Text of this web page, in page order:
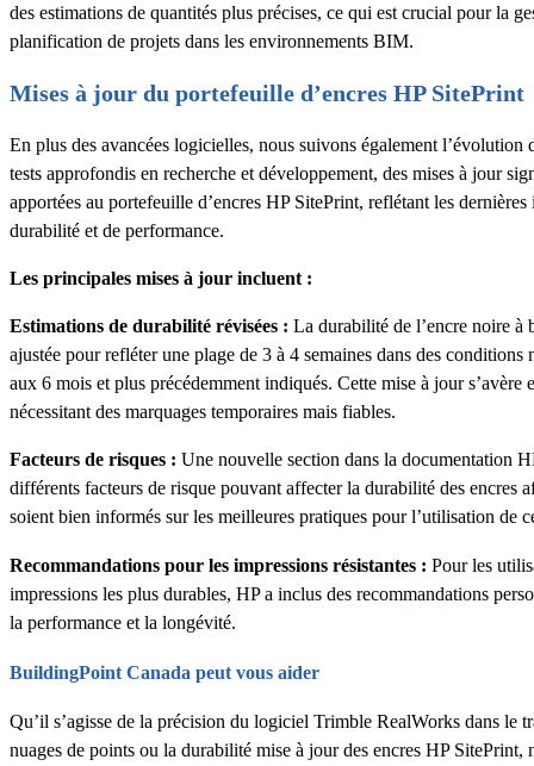
des estimations de quantités plus précises, ce qui est crucial pour la
planification de projets dans les environnements BIM.
Mises à jour du portefeuille d’encres HP SitePrint
En plus des avancées logicielles, nous suivons également l’évolution
tests approfondis en recherche et développement, des mises à jour
apportées au portefeuille d’encres HP SitePrint, reflétant les
durabilité et de performance.
Les principales mises à jour incluent :
Estimations de durabilité révisées : La durabilité de l’encre noire à
ajustée pour refléter une plage de 3 à 4 semaines dans des conditions
aux 6 mois et plus précédemment indiqués. Cette mise à jour s’avère
nécessitant des marquages temporaires mais fiables.
Facteurs de risques : Une nouvelle section dans la documentation
différents facteurs de risque pouvant affecter la durabilité des encres
soient bien informés sur les meilleures pratiques pour l’utilisation de
Recommandations pour les impressions résistantes : Pour les
impressions les plus durables, HP a inclus des recommandations
la performance et la longévité.
BuildingPoint Canada peut vous aider
Qu’il s’agisse de la précision du logiciel Trimble RealWorks dans le
nuages de points ou la durabilité mise à jour des encres HP SitePrint,